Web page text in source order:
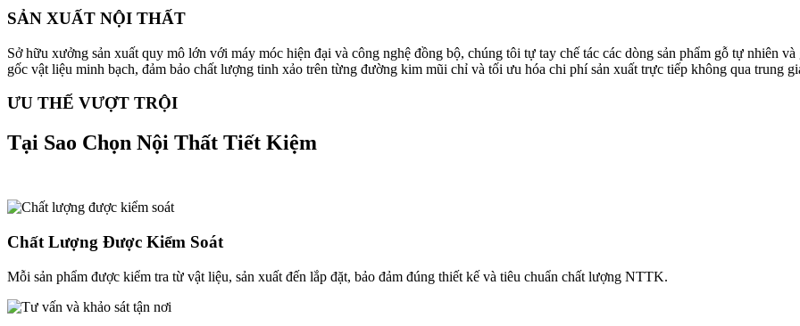
SẢN XUẤT NỘI THẤT
Sở hữu xưởng sản xuất quy mô lớn với máy móc hiện đại và công nghệ đồng bộ, chúng tôi tự tay chế tác các dòng sản phẩm gỗ tự nhiên
gốc vật liệu minh bạch, đảm bảo chất lượng tinh xảo trên từng đường kim mũi chỉ và tối ưu hóa chi phí sản xuất trực tiếp không qua trung
ƯU THẾ VƯỢT TRỘI
Tại Sao Chọn Nội Thất Tiết Kiệm
Chất Lượng Được Kiểm Soát
Mỗi sản phẩm được kiểm tra từ vật liệu, sản xuất đến lắp đặt, bảo đảm đúng thiết kế và tiêu chuẩn chất lượng NTTK.